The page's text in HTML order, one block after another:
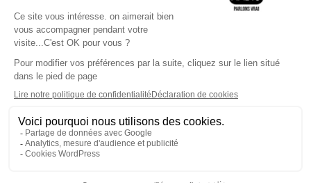
L'application Iphone / Android
Téléchargez l'application
Les cookies
Gestion des cookies
Crédit photos : ©Sud Radio / Pierre Olivier